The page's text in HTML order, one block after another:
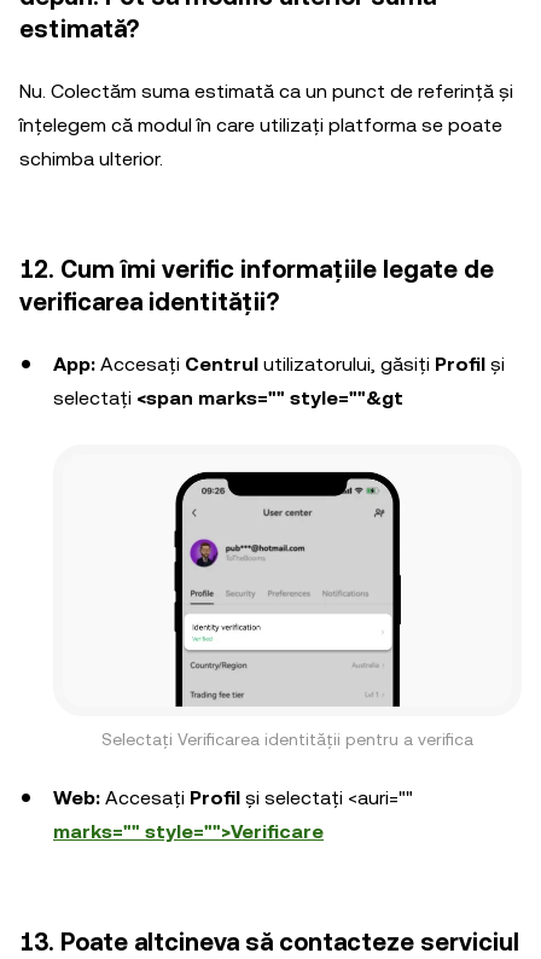
estimată?
Nu. Colectăm suma estimată ca un punct de referință și
înțelegem că modul în care utilizați platforma se poate
schimba ulterior.
12. Cum îmi verific informațiile legate de
verificarea identității?
App: Accesați Centrul utilizatorului, găsiți Profil și
selectați <span marks="" style=""&gt
Selectați Verificarea identității pentru a verifica
Web: Accesați Profil și selectați <auri=""
marks="" style="">Verificare
13. Poate altcineva să contacteze serviciul